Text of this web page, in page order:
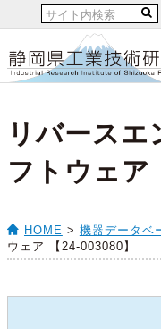
リバースエ
フトウェア
HOME > 機器データベ
ウェア 【24-003080】